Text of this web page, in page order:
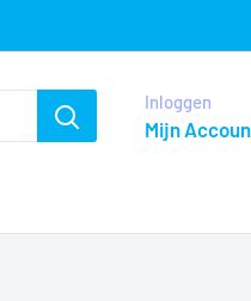
Inloggen
Mijn